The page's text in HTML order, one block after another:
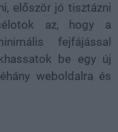
először jó tisztázni
az, hogy a
fejfájással
be egy új
weboldalra és